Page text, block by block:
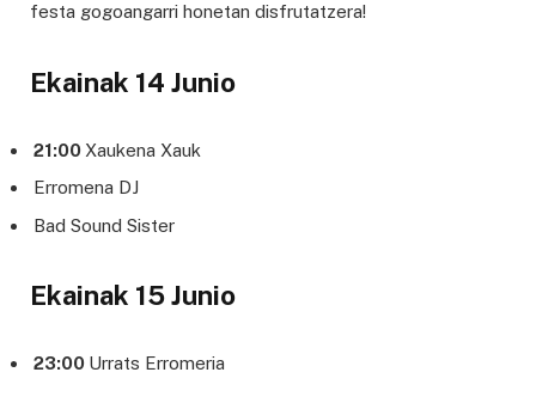
festa gogoangarri honetan disfrutatzera!
Ekainak 14 Junio
21:00 Xaukena Xauk
Erromena DJ
Bad Sound Sister
Ekainak 15 Junio
23:00 Urrats Erromeria